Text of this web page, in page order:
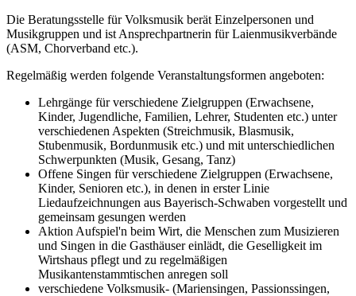
Die Beratungsstelle für Volksmusik berät Einzelpersonen und
Musikgruppen und ist Ansprechpartnerin für Laienmusikverbände
(ASM, Chorverband etc.).
Regelmäßig werden folgende Veranstaltungsformen angeboten:
Lehrgänge für verschiedene Zielgruppen (Erwachsene,
Kinder, Jugendliche, Familien, Lehrer, Studenten etc.) unter
verschiedenen Aspekten (Streichmusik, Blasmusik,
Stubenmusik, Bordunmusik etc.) und mit unterschiedlichen
Schwerpunkten (Musik, Gesang, Tanz)
Offene Singen für verschiedene Zielgruppen (Erwachsene,
Kinder, Senioren etc.), in denen in erster Linie
Liedaufzeichnungen aus Bayerisch-Schwaben vorgestellt und
gemeinsam gesungen werden
Aktion Aufspiel'n beim Wirt, die Menschen zum Musizieren
und Singen in die Gasthäuser einlädt, die Geselligkeit im
Wirtshaus pflegt und zu regelmäßigen
Musikantenstammtischen anregen soll
verschiedene Volksmusik- (Mariensingen, Passionssingen,